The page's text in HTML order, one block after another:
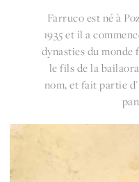
Farruco est né à
1935 et il a
dynasties du monde
le fils de la
nom, et fait partie